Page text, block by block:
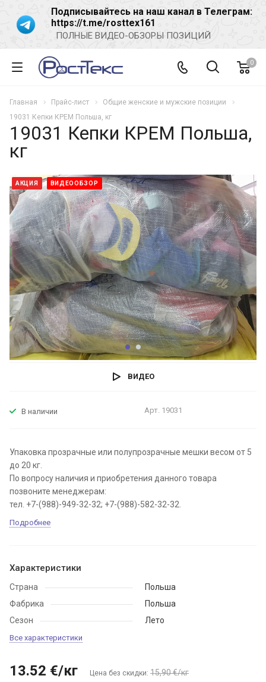
Подписывайтесь на наш канал в Телеграм:
https://t.me/rosttex161
ПОЛНЫЕ ВИДЕО-ОБЗОРЫ ПОЗИЦИЙ
0
Главная Прайс-лист
Общие женские и мужские позиции
19031 Кепки КРЕМ Польша, кг
19031 Кепки КРЕМ Польша,
кг
АКЦИЯ ВИДЕООБЗОР
ВИДЕО
В наличии Арт. 19031
Упаковка прозрачные или полупрозрачные мешки весом от 5
до 20 кг.
По вопросу наличия и приобретения данного товара
позвоните менеджерам:
тел. +7-(988)-949-32-32; +7-(988)-582-32-32.
Подробнее
Характеристики
Страна
Польша
Фабрика
Польша
Сезон
Лето
Все характеристики
13.52 €/кг Цена без скидки: 15,90 €/кг